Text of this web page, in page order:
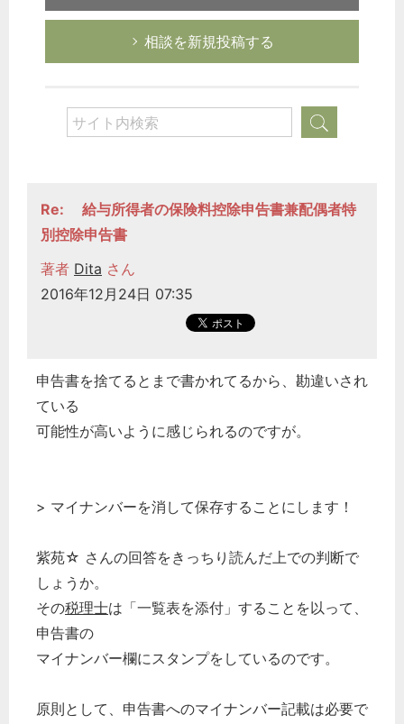
相談を新規投稿する
Re: 給与所得者の保険料控除申告書兼配偶者特
別控除申告書
著者 Dita さん
2016年12月24日 07:35
申告書を捨てるとまで書かれてるから、勘違いされ
ている
可能性が高いように感じられるのですが。
> マイナンバーを消して保存することにします！
紫苑☆ さんの回答をきっちり読んだ上での判断で
しょうか。
その税理士は「一覧表を添付」することを以って、
申告書の
マイナンバー欄にスタンプをしているのです。
原則として、申告書へのマイナンバー記載は必要で
選択してください
税務経理
経営の知恵
秘書のノウハウ